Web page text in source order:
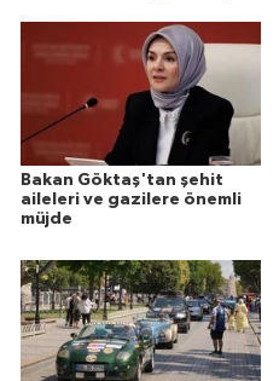
Bakan Göktaş'tan şehit
aileleri ve gazilere önemli
müjde